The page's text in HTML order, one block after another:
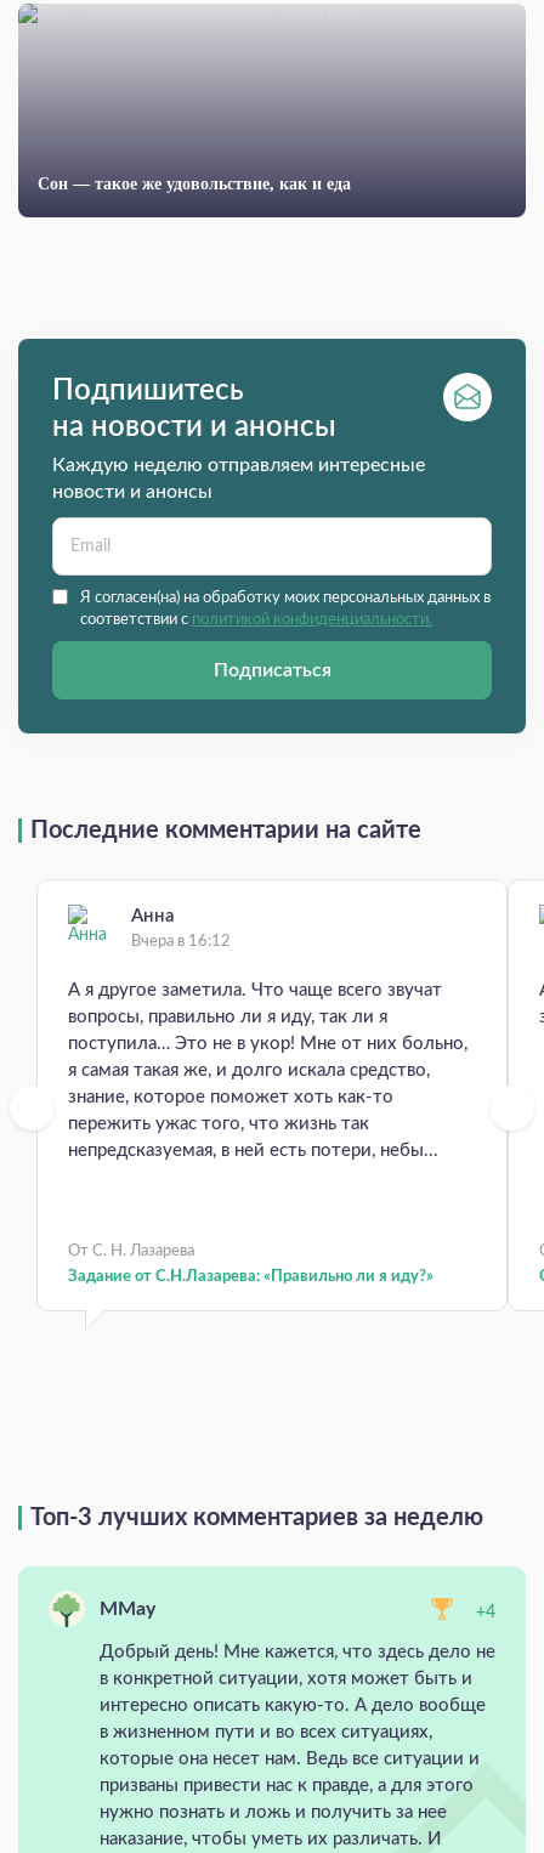
Сон — такое же удовольствие, как и еда
Подпишитесь
на новости и анонсы
Каждую неделю отправляем интересные
новости и анонсы
Я согласен(на) на обработку моих персональных данных в
соответствии с политикой конфиденциальности.
Подписаться
Последние комментарии на сайте
Анна
Вчера в 16:12
А я другое заметила. Что чаще всего звучат
вопросы, правильно ли я иду, так ли я
поступила… Это не в укор! Мне от них больно,
я самая такая же, и долго искала средство,
знание, которое поможет хоть как-то
пережить ужас того, что жизнь так
непредсказуемая, в ней есть потери, небы...
От С. Н. Лазарева
Задание от С.Н.Лазарева: «Правильно ли я иду?»
Топ-3 лучших комментариев за неделю
MMay +4
Добрый день! Мне кажется, что здесь дело не
в конкретной ситуации, хотя может быть и
интересно описать какую-то. А дело вообще
в жизненном пути и во всех ситуациях,
которые она несет нам. Ведь все ситуации и
призваны привести нас к правде, а для этого
нужно познать и ложь и получить за нее
наказание, чтобы уметь их различать. И